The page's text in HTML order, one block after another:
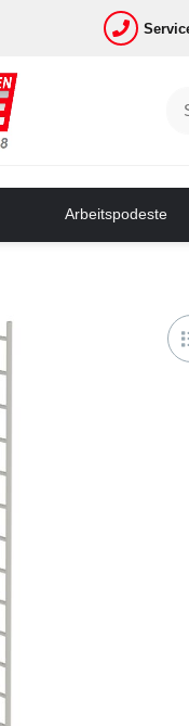
Arbeitspodeste